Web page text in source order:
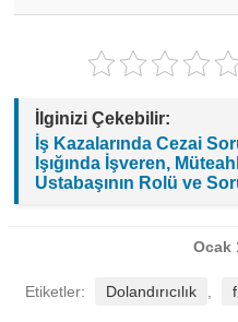
yönetmek, duygusal
koşullarını sürekli
İlginizi Çekebilir:
İş Kazalarında Cezai
Işığında İşveren,
Ustabaşının Rolü ve
Ocak
Etiketler: Dolandırıcılık